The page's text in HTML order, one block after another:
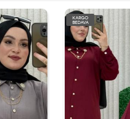
KARGO
BEDAVA